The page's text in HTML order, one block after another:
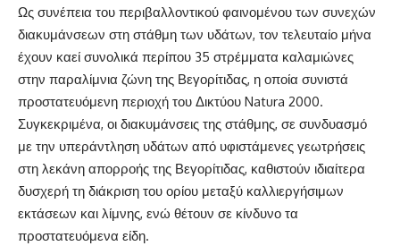
Ως συνέπεια του περιβαλλοντικού φαινομένου των συνεχών
διακυμάνσεων στη στάθμη των υδάτων, τον τελευταίο μήνα
έχουν καεί συνολικά περίπου 35 στρέμματα καλαμιώνες
στην παραλίμνια ζώνη της Βεγορίτιδας, η οποία συνιστά
προστατευόμενη περιοχή του Δικτύου Natura 2000.
Συγκεκριμένα, οι διακυμάνσεις της στάθμης, σε συνδυασμό
με την υπεράντληση υδάτων από υφιστάμενες γεωτρήσεις
στη λεκάνη απορροής της Βεγορίτιδας, καθιστούν ιδιαίτερα
δυσχερή τη διάκριση του ορίου μεταξύ καλλιεργήσιμων
εκτάσεων και λίμνης, ενώ θέτουν σε κίνδυνο τα
προστατευόμενα είδη.